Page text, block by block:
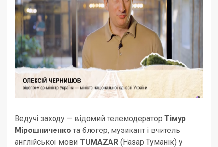
Ведучі заходу — відомий телемодератор Тімур
Мірошниченко та блогер, музикант і вчитель
англійської мови TUMAZAR (Назар Туманік) у